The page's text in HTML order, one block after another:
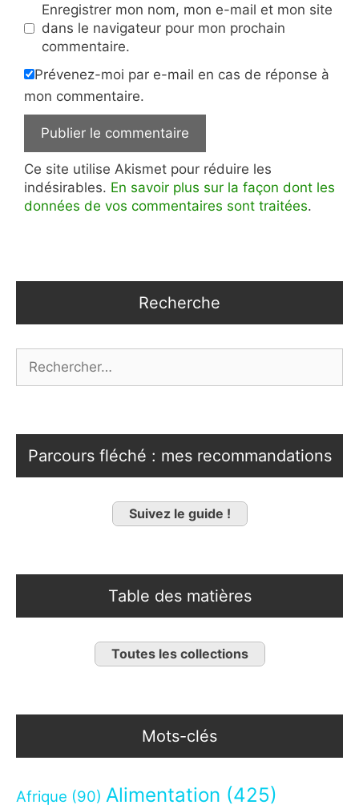
Enregistrer mon nom, mon e-mail et mon site
dans le navigateur pour mon prochain
commentaire.
Prévenez-moi par e-mail en cas de réponse à
mon commentaire.
Ce site utilise Akismet pour réduire les
indésirables. En savoir plus sur la façon dont les
données de vos commentaires sont traitées.
Recherche
Parcours fléché : mes recommandations
Suivez le guide !
Table des matières
Toutes les collections
Mots-clés
Afrique (90) Alimentation (425)